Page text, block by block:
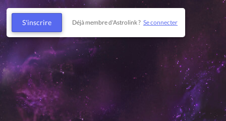
S'inscrire Déjà membre d'Astrolink ? Se connecter